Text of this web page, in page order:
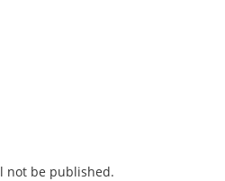
not be published.